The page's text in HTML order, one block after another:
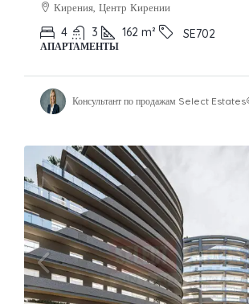
Кирения, Центр Кирении
4 3 162 m² SE702
АПАРТАМЕНТЫ
Консультант по продажам Select Estates